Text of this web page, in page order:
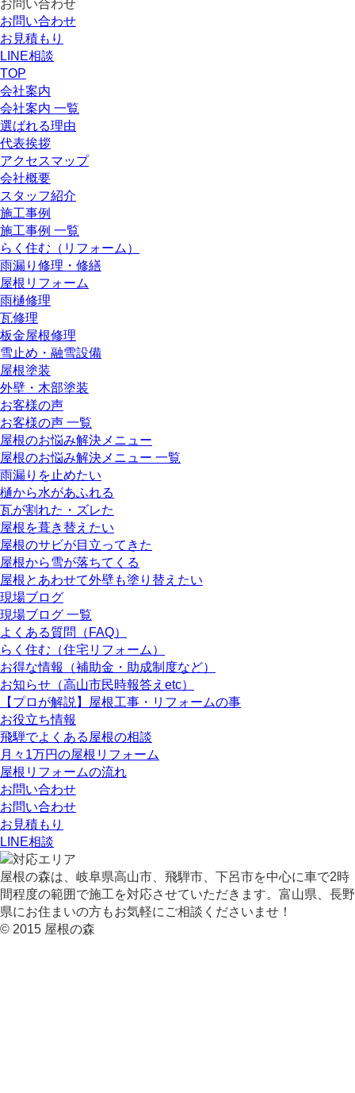
お問い合わせ
お問い合わせ
お見積もり
LINE相談
TOP
会社案内
会社案内 一覧
選ばれる理由
代表挨拶
アクセスマップ
会社概要
スタッフ紹介
施工事例
施工事例 一覧
らく住む（リフォーム）
雨漏り修理・修繕
屋根リフォーム
雨樋修理
瓦修理
板金屋根修理
雪止め・融雪設備
屋根塗装
外壁・木部塗装
お客様の声
お客様の声 一覧
屋根のお悩み解決メニュー
屋根のお悩み解決メニュー 一覧
雨漏りを止めたい
樋から水があふれる
瓦が割れた・ズレた
屋根を葺き替えたい
屋根のサビが目立ってきた
屋根から雪が落ちてくる
屋根とあわせて外壁も塗り替えたい
現場ブログ
現場ブログ 一覧
よくある質問（FAQ）
らく住む（住宅リフォーム）
お得な情報（補助金・助成制度など）
お知らせ（高山市民時報答えetc）
【プロが解説】屋根工事・リフォームの事
お役立ち情報
飛騨でよくある屋根の相談
月々1万円の屋根リフォーム
屋根リフォームの流れ
お問い合わせ
お問い合わせ
お見積もり
LINE相談
屋根の森は、岐阜県高山市、飛騨市、下呂市を中心に車で2時
間程度の範囲で施工を対応させていただきます。富山県、長野
県にお住まいの方もお気軽にご相談くださいませ！
© 2015 屋根の森